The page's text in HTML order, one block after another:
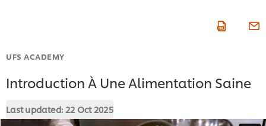
UFS ACADEMY
Introduction À Une Alimentation Saine
Last updated: 22 Oct 2025